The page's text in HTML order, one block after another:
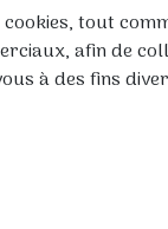
tout
afin de
à des fins